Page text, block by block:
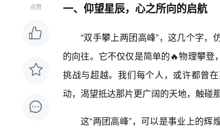
点赞 一、仰望星辰，心之所向的启航
“双手攀上两团高峰”，这几个字
的向往。它不仅仅是简单的🔥物理攀
挑战与超越。我们每个人，或许都曾
动，渴望抵达那片更广阔的天地，触碰
这“两团高峰”，可以是事业上的